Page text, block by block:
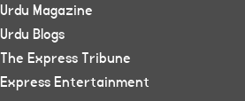
Urdu Magazine
Urdu Blogs
The Express Tribune
Express Entertainment